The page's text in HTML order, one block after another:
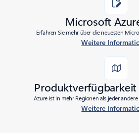
Microsoft
Erfahren Sie mehr über die neuesten
Weitere
Produktverfügbarkeit
Azure ist in mehr Regionen als jeder
Weitere